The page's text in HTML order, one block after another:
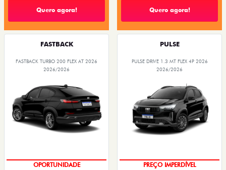
Quero agora! Quero agora!
FASTBACK
FASTBACK TURBO 200 FLEX AT 2026
2026/2026
OPORTUNIDADE
PULSE
PULSE DRIVE 1.3 MT FLEX 4P 2026
2026/2026
PREÇO IMPERDÍVEL